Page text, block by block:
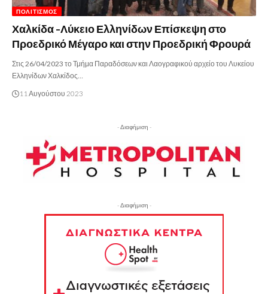
ΠΟΛΙΤΙΣΜΌΣ
Χαλκίδα -Λύκειο Ελληνίδων Επίσκεψη στο
Προεδρικό Μέγαρο και στην Προεδρική Φρουρά
Στις 26/04/2023 το Τμήμα Παραδόσεων και Λαογραφικού αρχείο του Λυκείου
Ελληνίδων Χαλκίδος…
11 Αυγούστου 2023
- Διαφήμιση -
- Διαφήμιση -